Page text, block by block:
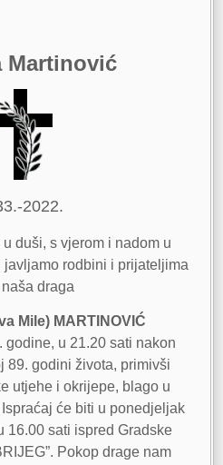
Martinović
2022.
duši, s vjerom i nadom u
rodbini i prijateljima
draga
Mile) MARTINOVIĆ
u 21.20 sati nakon
89. godini života, primivši
utjehe i okrijepe, blago u
će biti u ponedjeljak
16.00 sati ispred Gradske
Pokop drage nam